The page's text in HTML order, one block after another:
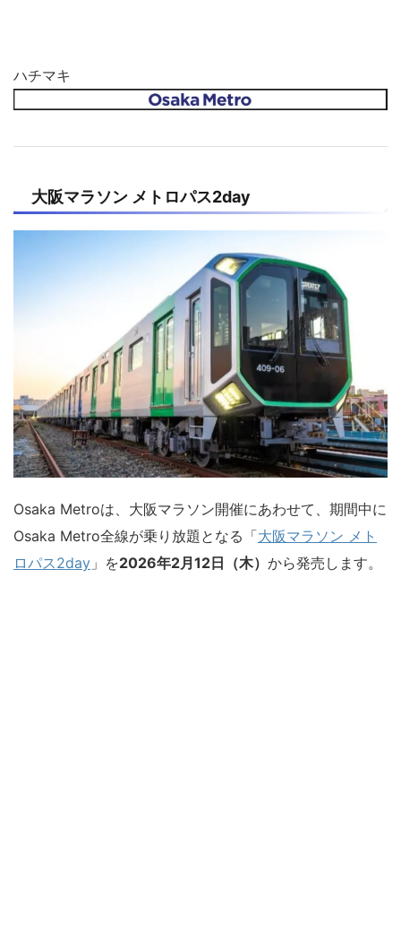
ハチマキ
大阪マラソン メトロパス2day
Osaka Metroは、大阪マラソン開催にあわせて、期間中に
Osaka Metro全線が乗り放題となる「大阪マラソン メト
ロパス2day 」を2026年2月12日（木） から発売します。